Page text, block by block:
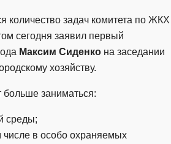
количество задач комитета по ЖКХ
сегодня заявил первый
Максим Сиденко на заседании
хозяйству.
больше заниматься:
среды;
числе в особо охраняемых